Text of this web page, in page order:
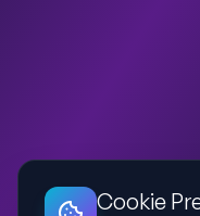
Edit
Cookie